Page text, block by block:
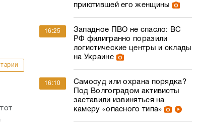
приютившей его женщины
16:25
Западное ПВО не спасло: ВС
РФ филигранно поразили
логистические центры и склады
на Украине
16:10
Самосуд или охрана порядка?
Под Волгоградом активисты
заставили извиняться на
камеру «опасного типа»